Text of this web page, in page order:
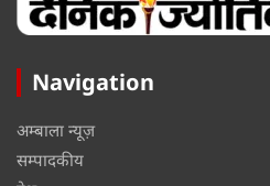
Navigation
अम्बाला न्यूज़
सम्पादकीय